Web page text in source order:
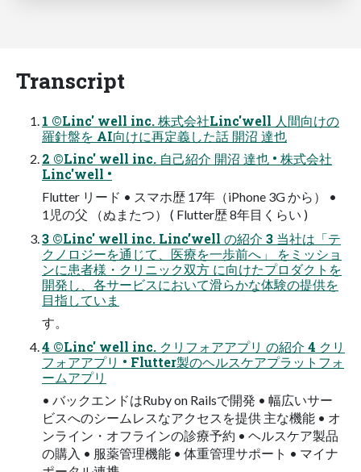
Transcript
1 ©Linc' well inc. 株式会社Linc'well 人間向けの
羅針盤を AI向けに再定義した話 開沼 達也
2 ©Linc' well inc. 自己紹介 開沼 達也 • 株式会社
Linc'well •
Flutter リード • スマホ歴 17年（iPhone 3G から） •
1児の父 （ぬまたつ） ( Flutter歴 8年目くらい )
3 ©Linc' well inc. Linc’well の紹介 3 当社は「テ
クノロジーを通じて、医療を一歩前へ」 をミッショ
ンに患者様・クリニック双方 に向けたプロダクトを
開発し、各サービスにおいて滑らかな体験の提供を
目指していま
す。
4 ©Linc' well inc. クリフォアアプリ の紹介 4 クリ
フォアアプリ • Flutter製のヘルスケアプラットフォ
ームアプリ
• バックエンドはRuby on Railsで開発 • 幅広いサー
ビスへのシームレスなアクセスを提供 主な機能 • オ
ンライン・オフラインの診療予約 • ヘルスケア製品
の購入 • 服薬管理機能 • 体重管理サポート • マイナ